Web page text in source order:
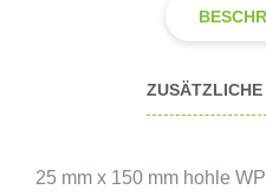
25 mm x 150 mm hohle